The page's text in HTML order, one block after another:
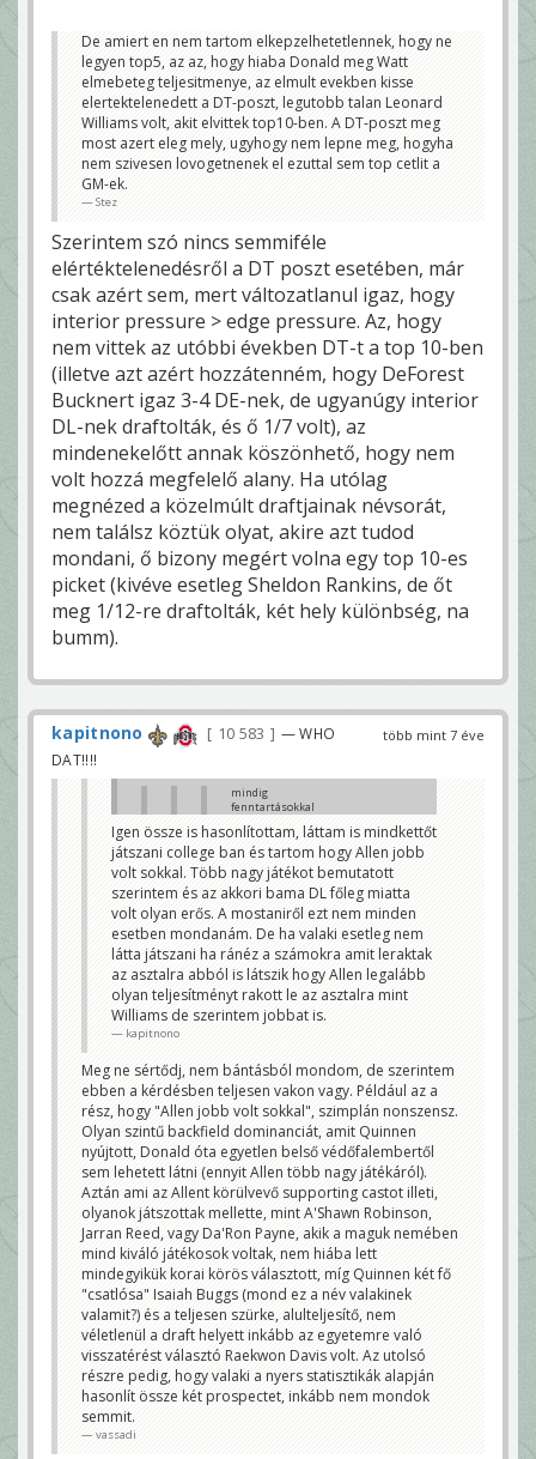
De amiert en nem tartom elkepzelhetetlennek, hogy ne
legyen top5, az az, hogy hiaba Donald meg Watt
elmebeteg teljesitmenye, az elmult evekben kisse
elertektelenedett a DT-poszt, legutobb talan Leonard
Williams volt, akit elvittek top10-ben. A DT-poszt meg
most azert eleg mely, ugyhogy nem lepne meg, hogyha
nem szivesen lovogetnenek el ezuttal sem top cetlit a
GM-ek.
Stez
Szerintem szó nincs semmiféle
elértéktelenedésről a DT poszt esetében, már
csak azért sem, mert változatlanul igaz, hogy
interior pressure > edge pressure. Az, hogy
nem vittek az utóbbi években DT-t a top 10-ben
(illetve azt azért hozzátenném, hogy DeForest
Bucknert igaz 3-4 DE-nek, de ugyanúgy interior
DL-nek draftolták, és ő 1/7 volt), az
mindenekelőtt annak köszönhető, hogy nem
volt hozzá megfelelő alany. Ha utólag
megnézed a közelmúlt draftjainak névsorát,
nem találsz köztük olyat, akire azt tudod
mondani, ő bizony megért volna egy top 10-es
picket (kivéve esetleg Sheldon Rankins, de őt
meg 1/12-re draftolták, két hely különbség, na
bumm).
több mint 7 éve
kapitnono 10 583
— WHO
DAT!!!!
mindig
fenntartásokkal
játékosokat, de
benne én is látom a
"next big thing"-et
www.youtube.com/w
atch?v=vbT9zx72SVI
ZERO_L
O lesz a nem qb first pick
Janek
Jonathan Allen anno nagyobb erőt
képviselt a poszton és ő bőven jobb
játékos volt az egyetemen mégse fért oda
kapitnono
Össze is hasonlítottad kettejük játékát, vagy ezt
csak úgy írod? Mert az kétségtelen, hogy Allen is jó
DL prospect volt (aki elsősorban medical red flag
miatt csúszott), és akadt még rajta kívül számos
másik ilyen az utóbbi években, de az utolsó olyan
belső védőfalember, aki Quinnenéhez fogható
játékot produkált college-ban, az egy bizonyos Aaron
Donald volt. És ez ennyi, pont, tény. Igen, ennyire
világos, nyilvánvaló, egyértelmű a különbség. Nem
megbántva senkit, de aki ezt nem látja, az nem lát a
saját szemétől. A pontos fizikális és atlétikai
mutatói még kérdésesek, bár a látottak alapján nem
valószínű, hogy ezekkel bármi gond lenne, és ha
valóban rendben lesz nála minden ezen a téren is,
utána a károgóknak már tényleg csak az olyan
ostoba érvek maradnak, mint pl. tavaly Nelsonnál,
hogy azért nem érdemes korán behúzni, mert
"márpedig Zack Martin kaliberű OG prospect csak 15
évente egyszer van".
vassadi
Igen össze is hasonlítottam, láttam is mindkettőt
játszani college ban és tartom hogy Allen jobb
volt sokkal. Több nagy játékot bemutatott
szerintem és az akkori bama DL főleg miatta
volt olyan erős. A mostaniről ezt nem minden
esetben mondanám. De ha valaki esetleg nem
látta játszani ha ránéz a számokra amit leraktak
az asztalra abból is látszik hogy Allen legalább
olyan teljesítményt rakott le az asztalra mint
Williams de szerintem jobbat is.
kapitnono
Meg ne sértődj, nem bántásból mondom, de szerintem
ebben a kérdésben teljesen vakon vagy. Például az a
rész, hogy "Allen jobb volt sokkal", szimplán nonszensz.
Olyan szintű backfield dominanciát, amit Quinnen
nyújtott, Donald óta egyetlen belső védőfalembertől
sem lehetett látni (ennyit Allen több nagy játékáról).
Aztán ami az Allent körülvevő supporting castot illeti,
olyanok játszottak mellette, mint A'Shawn Robinson,
Jarran Reed, vagy Da'Ron Payne, akik a maguk nemében
mind kiváló játékosok voltak, nem hiába lett
mindegyikük korai körös választott, míg Quinnen két fő
"csatlósa" Isaiah Buggs (mond ez a név valakinek
valamit?) és a teljesen szürke, alulteljesítő, nem
véletlenül a draft helyett inkább az egyetemre való
visszatérést választó Raekwon Davis volt. Az utolsó
részre pedig, hogy valaki a nyers statisztikák alapján
hasonlít össze két prospectet, inkább nem mondok
semmit.
vassadi